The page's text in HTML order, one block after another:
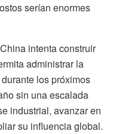
serían enormes
intenta construir
administrar la
los próximos
sin una escalada
industrial, avanzar en
su influencia global.